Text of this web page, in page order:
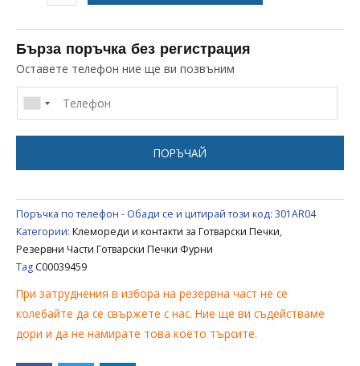
КЛЕМОРЕД
ЗА
ГОТВАРСКА
ПЕЧКА
INDESIT
Бърза поръчка без регистрация
Оставете телефон ние ще ви позвъним
ПОРЪЧАЙ
Поръчка по телефон - Обади се и цитирай този код: 301AR04
Категории: Клемореди и контакти за Готварски Печки,
Резервни Части Готварски Печки Фурни
Tag C00039459
При затруднения в избора на резервна част не се
колебайте да се свържете с нас. Ние ще ви съдействаме
дори и да не намирате това което търсите.